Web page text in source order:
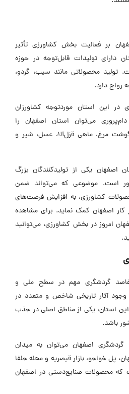
بر فعالیت بخش کشاورزی تأثیر
دارای تولیدات قابل‌توجه در حوزه
تولید محصولاتی مانند سیب، گردو،
رواج دارد.
این استان موردتوجه کشاورزان
می‌توان استان اصفهان را
گوشت مرغ، ماهی قزل‌آلا، عسل، شیر و
یکی از تولیدکنندگان بزرگ
است. موضوعی که می‌تواند ضمن
کشاورزی، به افزایش فرصت‌های
کار اصفهان کمک نماید. برای مشاهده
امروز در بخش کشاورزی، می‌توانید
گردشگری مهم در سطح ملی و
آثار تاریخی شاخص و متعدد در
استان، یکی از مناطق اصلی در جذب
باشد.
گردشگری اصفهان می‌توان به میدان
پل خواجو، بازار قیصریه و محله جلفا
که محصولات صنایع‌دستی در اصفهان